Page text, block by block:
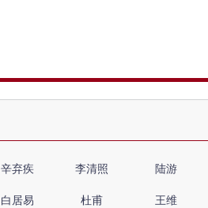
辛弃疾 李清照 陆游
白居易 杜甫 王维